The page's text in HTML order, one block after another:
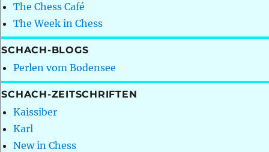
The Chess Café
The Week in Chess
SCHACH-BLOGS
Perlen vom Bodensee
SCHACH-ZEITSCHRIFTEN
Kaissiber
Karl
New in Chess